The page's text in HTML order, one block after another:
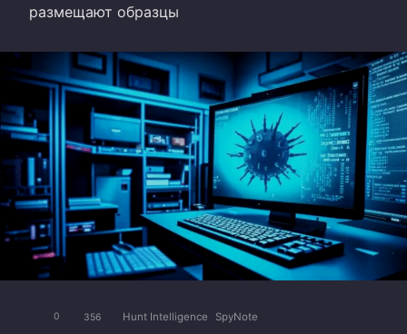
размещают образцы
0 356 Hunt Intelligence SpyNote